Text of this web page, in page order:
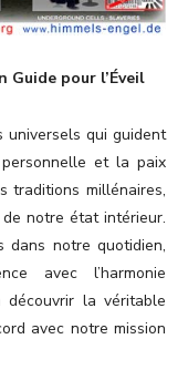
Guide pour l’Éveil
universels qui guident
et la paix
traditions millénaires,
notre état intérieur.
dans notre quotidien,
avec l’harmonie
la véritable
avec notre mission